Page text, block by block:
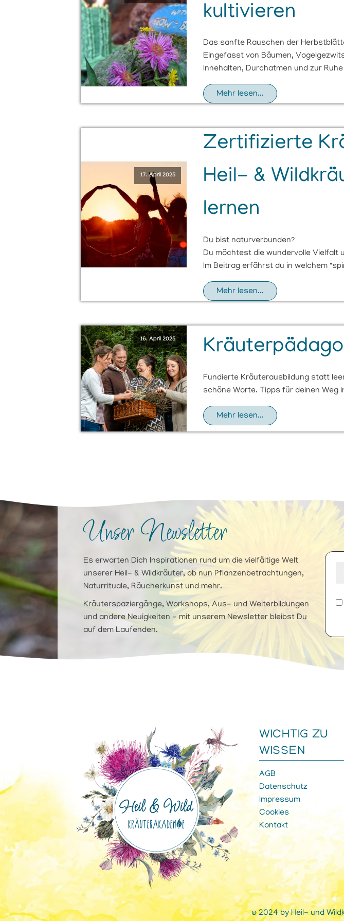
kultivieren
Das sanfte Rauschen der
Eingefasst von Bäumen,
Innehalten, Durchatmen und zur
Mehr lesen...
17. April 2025
Zertifizierte
Heil- &
lernen
Du bist naturverbunden?
Du möchtest die wundervolle Vielfalt
Im Beitrag erfährst du in welchem
Mehr lesen...
16. April 2025
Fundierte Kräuterausbildung statt
schöne Worte. Tipps für deinen Weg
Mehr lesen...
Unser Newsletter
Es erwarten Dich Inspirationen rund um die vielfältige Welt
unserer Heil- & Wildkräuter, ob nun Pflanzenbetrachtungen,
Naturrituale, Räucherkunst und mehr.
Kräuterspaziergänge, Workshops, Aus- und Weiterbildungen
und andere Neuigkeiten - mit unserem Newsletter bleibst Du
auf dem Laufenden.
WICHTIG ZU
WISSEN
AGB
Datenschutz
Impressum
Cookies
Kontakt
© 2024 by Heil- und